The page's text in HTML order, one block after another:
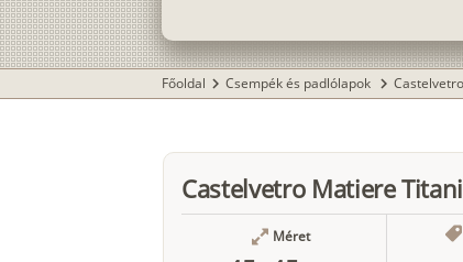
Főoldal chevron_right Csempék és padlólapok chevron_right Castelvetro
Castelvetro Matiere
Méret